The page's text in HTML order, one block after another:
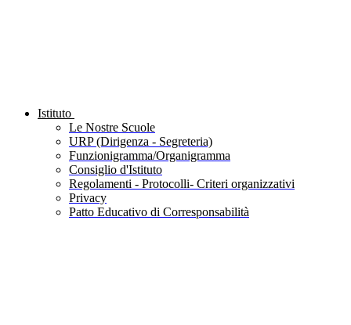
Istituto
Le Nostre Scuole
URP (Dirigenza - Segreteria)
Funzionigramma/Organigramma
Consiglio d'Istituto
Regolamenti - Protocolli- Criteri organizzativi
Privacy
Patto Educativo di Corresponsabilità